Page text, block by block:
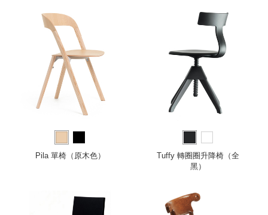
Pila 單椅（原木色）
Tuffy 轉圈圈升降椅（全
黑）